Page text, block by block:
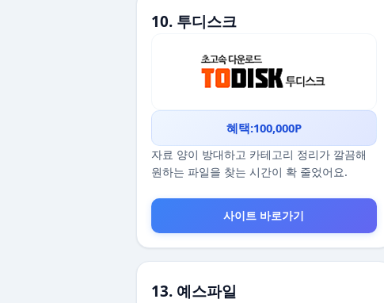
10. 투디스크
혜택:100,000P
자료 양이 방대하고 카테고리 정리가 깔끔해
원하는 파일을 찾는 시간이 확 줄었어요.
사이트 바로가기
13. 예스파일